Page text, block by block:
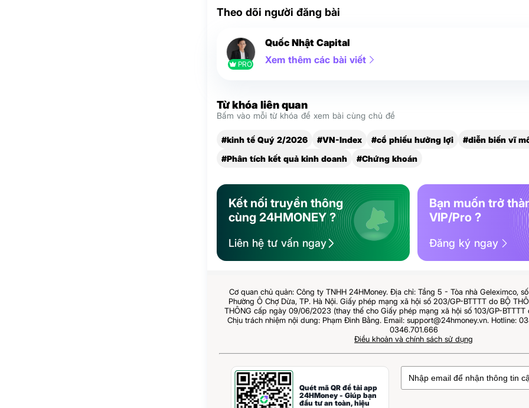
Theo dõi người đăng bài
PRO
Quốc Nhật Capital
Xem thêm các bài viết
Từ khóa liên quan
Bấm vào mỗi từ khóa để xem bài cùng chủ đề
#kinh tế Quý 2/2026 #VN-Index #cổ phiếu hưởng lợi
#diễn biến vĩ
#Phân tích kết quả kinh doanh
#Chứng khoán
Kết nối truyền thông
cùng 24HMONEY ?
Liên hệ tư vấn ngay
Bạn muốn trở
VIP/Pro ?
Đăng ký ngay
Cơ quan chủ quản: Công ty TNHH 24HMoney. Địa chỉ: Tầng 5 - Tòa nhà Geleximco,
Phường Ô Chợ Dừa, TP. Hà Nội. Giấy phép mạng xã hội số 203/GP-BTTTT do BỘ
THÔNG cấp ngày 09/06/2023 (thay thế cho Giấy phép mạng xã hội số 103/GP-
Chịu trách nhiệm nội dung: Phạm Đình Bằng. Email: support@24hmoney.vn. Hotline:
0346.701.666
Điều khoản và chính sách sử dụng
Quét mã QR để tải app
24HMoney - Giúp bạn
đầu tư an toàn, hiệu